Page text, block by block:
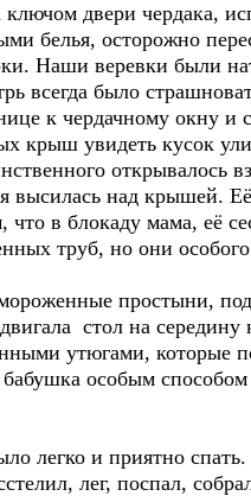
ключом двери чердака,
белья, осторожно
Наши веревки были
всегда было
к чердачному окну
крыш увидеть кусок
открывалось
высилась над крышей.
что в блокаду мама, её
труб, но они
простыни,
стол на середину
утюгами, которые
бабушка особым
легко и приятно
лег, поспал,